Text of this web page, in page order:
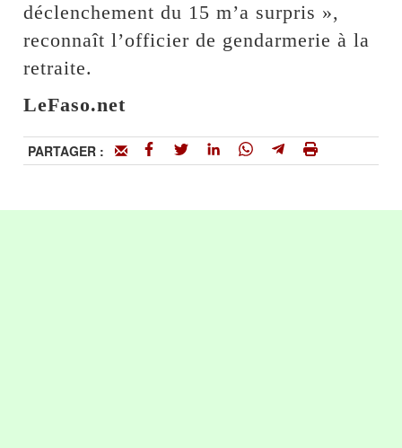
déclenchement du 15 m’a surpris »,
reconnaît l’officier de gendarmerie à la
retraite.
LeFaso.net
PARTAGER :